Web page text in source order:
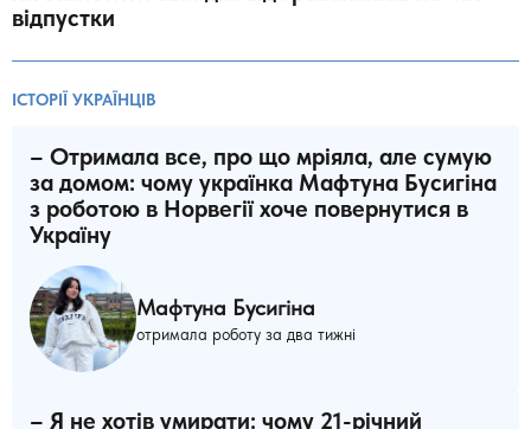
відпустки
ІСТОРІЇ УКРАЇНЦІВ
– Отримала все, про що мріяла, але сумую
за домом: чому українка Мафтуна Бусигіна
з роботою в Норвегії хоче повернутися в
Україну
Мафтуна Бусигіна
отримала роботу за два тижні
– Я не хотів умирати: чому 21-річний